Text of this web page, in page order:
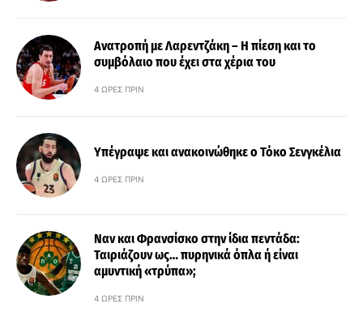
Ανατροπή με Λαρεντζάκη – Η πίεση και το
συμβόλαιο που έχει στα χέρια του
4 ΏΡΕΣ ΠΡΙΝ
Υπέγραψε και ανακοινώθηκε ο Τόκο Σενγκέλια
4 ΏΡΕΣ ΠΡΙΝ
Ναν και Φρανσίσκο στην ίδια πεντάδα:
Ταιριάζουν ως… πυρηνικά όπλα ή είναι
αμυντική «τρύπα»;
4 ΏΡΕΣ ΠΡΙΝ